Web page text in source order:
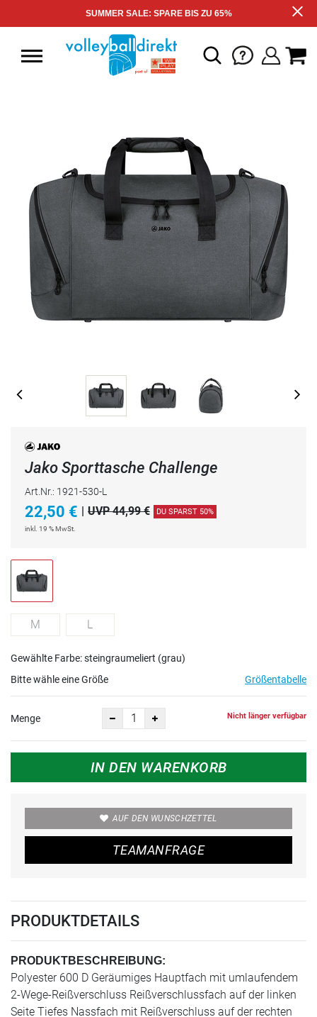
SUMMER SALE: SPARE BIS ZU 65%
Jako Sporttasche Challenge
Art.Nr.: 1921-530-L
22,50 € UVP 44,99 € DU SPARST 50%
inkl. 19 % MwSt.
M L
Gewählte Farbe: steingraumeliert (grau)
Bitte wähle eine Größe
Größentabelle
Menge Nicht länger verfügbar
IN DEN WARENKORB
AUF DEN WUNSCHZETTEL
TEAMANFRAGE
PRODUKTDETAILS
PRODUKTBESCHREIBUNG:
Polyester 600 D Geräumiges Hauptfach mit umlaufendem
2-Wege-Reißverschluss Reißverschlussfach auf der linken
Seite Tiefes Nassfach mit Reißverschluss auf der rechten